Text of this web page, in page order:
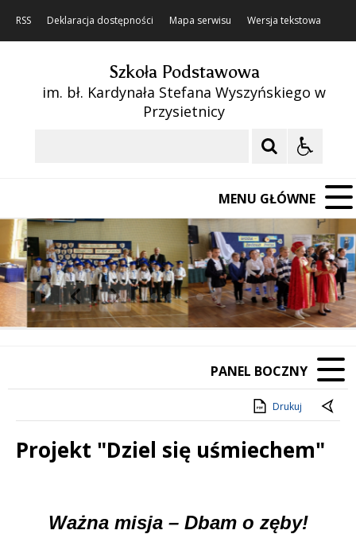
RSS Deklaracja dostępności Mapa serwisu Wersja tekstowa
Szkoła Podstawowa
im. bł. Kardynała Stefana Wyszyńskiego w
Przysietnicy
MENU GŁÓWNE
Poprzedni Element
Następny Element
❚❚
PANEL BOCZNY
Drukuj
Projekt "Dziel się uśmiechem"
Ważna misja – Dbam o zęby!